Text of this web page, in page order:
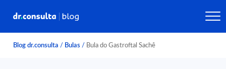
Blog dr.consulta / Bulas / Bula do Gastroftal Sachê